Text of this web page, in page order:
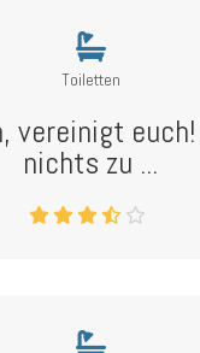
Toiletten
vereinigt
nichts zu ...